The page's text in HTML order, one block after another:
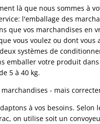
là que nous sommes à
l'emballage des
que vos marchandises en
vous voulez ou dont vous
systèmes de
emballer votre produit
5 à 40 kg.
- mais
à vos besoins. Selon
on utilise soit un